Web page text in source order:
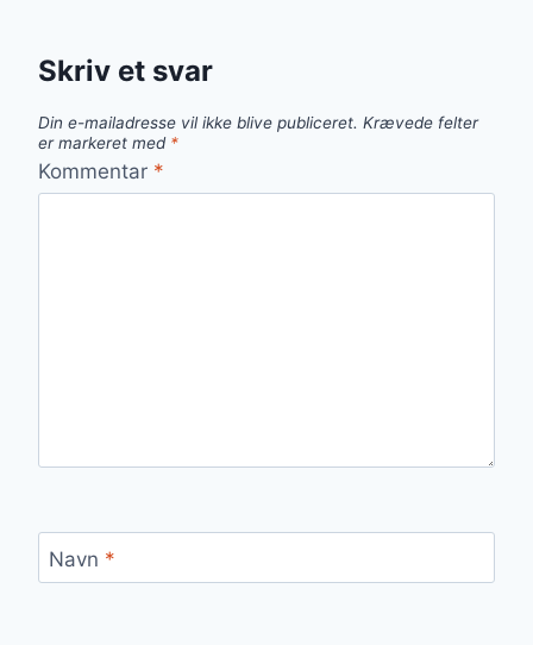
Skriv et svar
Din e-mailadresse vil ikke blive publiceret. Krævede felter
er markeret med *
Kommentar *
Navn *